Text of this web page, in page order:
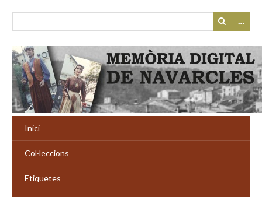
…
Inici
Col·leccions
Etiquetes